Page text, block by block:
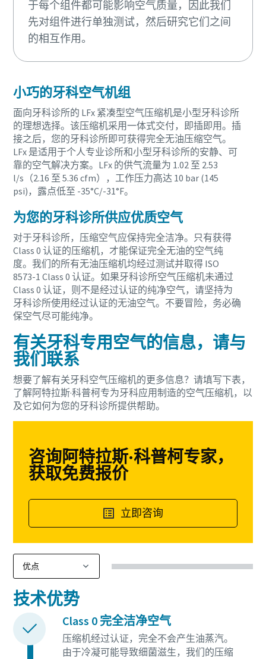
于每个组件都可能影响空气质量，因此我们
先对组件进行单独测试，然后研究它们之间
的相互作用。
小巧的牙科空气机组
面向牙科诊所的 LFx 紧凑型空气压缩机是小型牙科诊所
的理想选择。该压缩机采用一体式交付，即插即用。插
接之后，您的牙科诊所即可获得完全无油压缩空气。
LFx 是适用于个人专业诊所和小型牙科诊所的安静、可
靠的空气解决方案。LFx 的供气流量为 1.02 至 2.53
l/s（2.16 至 5.36 cfm），工作压力高达 10 bar (145
psi)，露点低至 -35°C/-31°F。
为您的牙科诊所供应优质空气
对于牙科诊所，压缩空气应保持完全洁净。只有获得
Class 0 认证的压缩机，才能保证完全无油的空气纯
度。我们的所有无油压缩机均经过测试并取得 ISO
8573-1 Class 0 认证。如果牙科诊所空气压缩机未通过
Class 0 认证，则不是经过认证的纯净空气，请坚持为
牙科诊所使用经过认证的无油空气。不要冒险，务必确
保空气尽可能纯净。
有关牙科专用空气的信息，请与
我们联系
想要了解有关牙科空气压缩机的更多信息？请填写下表，
了解阿特拉斯·科普柯专为牙科应用制造的空气压缩机，以
及它如何为您的牙科诊所提供帮助。
咨询阿特拉斯·科普柯专家，
获取免费报价
立即咨询
技术优势
Class 0 完全洁净空气
压缩机经过认证，完全不会产生油蒸汽。
由于冷凝可能导致细菌滋生，我们的压缩